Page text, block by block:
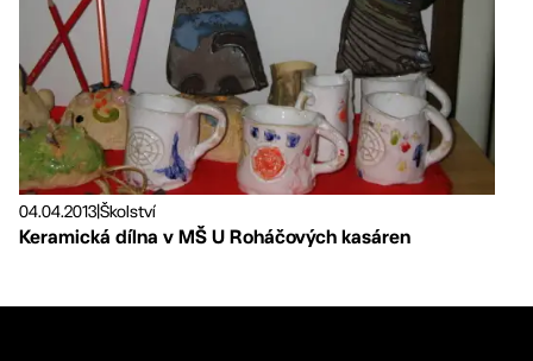
04.04.2013Školství
Keramická dílna v MŠ U Roháčových kasáren